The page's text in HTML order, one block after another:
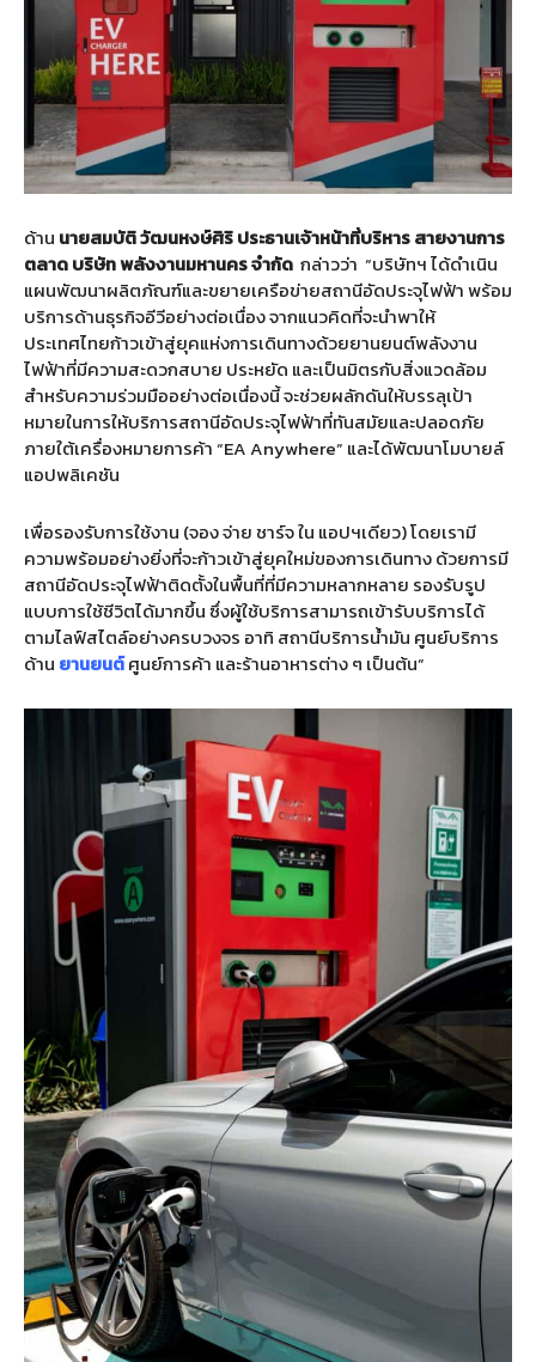
ด้าน นายสมบัติวัฒนหงษ์ศิริ ประธานเจ้าหน้าที่บริหาร สายงานการ
ตลาด บริษัท พลังงานมหานคร จำกัด กล่าวว่า “บริษัทฯ ได้ดำเนิน
แผนพัฒนาผลิตภัณฑ์และขยายเครือข่ายสถานีอัดประจุไฟฟ้า พร้อม
บริการด้านธุรกิจอีวีอย่างต่อเนื่อง จากแนวคิดที่จะนำพาให้
ประเทศไทยก้าวเข้าสู่ยุคแห่งการเดินทางด้วยยานยนต์พลังงาน
ไฟฟ้าที่มีความสะดวกสบาย ประหยัด และเป็นมิตรกับสิ่งแวดล้อม
สำหรับความร่วมมืออย่างต่อเนื่องนี้ จะช่วยผลักดันให้บรรลุเป้า
หมายในการให้บริการสถานีอัดประจุไฟฟ้าที่ทันสมัยและปลอดภัย
ภายใต้เครื่องหมายการค้า “EA Anywhere” และได้พัฒนาโมบายล์
แอปพลิเคชัน
เพื่อรองรับการใช้งาน (จอง จ่าย ชาร์จ ใน แอปฯเดียว) โดยเรามี
ความพร้อมอย่างยิ่งที่จะก้าวเข้าสู่ยุคใหม่ของการเดินทาง ด้วยการมี
สถานีอัดประจุไฟฟ้าติดตั้งในพื้นที่ที่มีความหลากหลาย รองรับรูป
แบบการใช้ชีวิตได้มากขึ้น ซึ่งผู้ใช้บริการสามารถเข้ารับบริการได้
ตามไลฟ์สไตล์อย่างครบวงจร อาทิ สถานีบริการน้ำมัน ศูนย์บริการ
ด้าน ยานยนต์ศูนย์การค้า และร้านอาหารต่าง ๆ เป็นต้น”